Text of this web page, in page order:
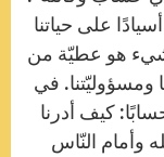
على حياتنا
شيء هو عطيّة من
ومسؤوليّتنا. في
كيف أدرنا
وأمام النّاس